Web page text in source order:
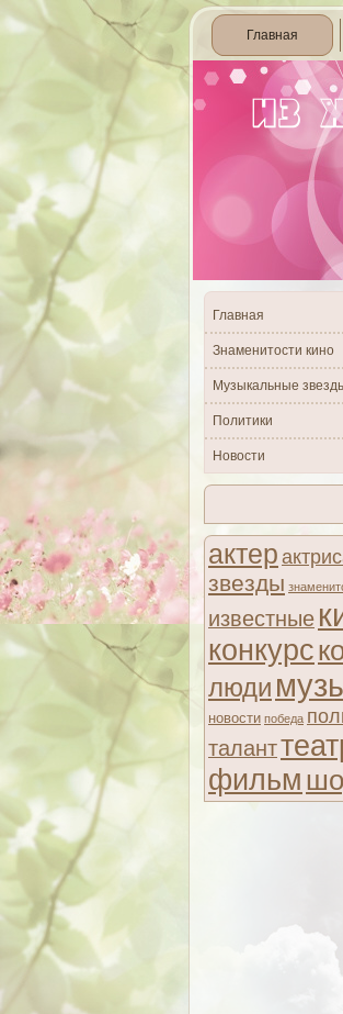
Главная
Главная
Знаменитости кино
Музыкальные
Политики
Новости
актер
звезды
известные
конкурс
люди
новости победа
талант
фильм